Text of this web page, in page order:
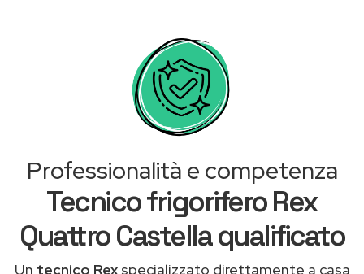
Professionalità e competenza
Tecnico frigorifero Rex
Quattro Castella qualificato
Un tecnico Rexspecializzato direttamente a casa